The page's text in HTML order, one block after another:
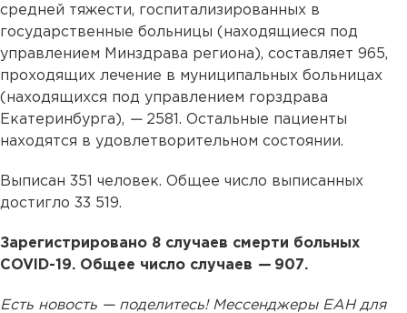
средней тяжести, госпитализированных в
государственные больницы (находящиеся под
управлением Минздрава региона), составляет 965,
проходящих лечение в муниципальных больницах
(находящихся под управлением горздрава
Екатеринбурга), —2581. Остальные пациенты
находятся в удовлетворительном состоянии.
Выписан 351 человек. Общее число выписанных
достигло 33 519.
Зарегистрировано 8 случаев смерти больных
COVID-19. Общее число случаев —907.
Есть новость — поделитесь! Мессенджеры ЕАН для